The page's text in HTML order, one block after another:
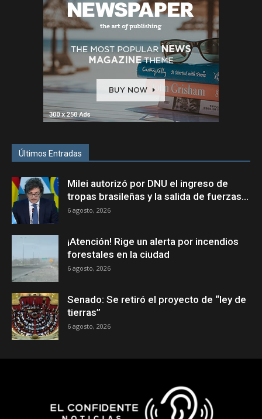
Últimos Entradas
Milei autorizó por DNU el ingreso de
tropas brasileñas y la salida de fuerzas...
6 agosto, 2026
¡Atención! Rige un alerta por incendios
forestales en la ciudad
6 agosto, 2026
Senado: Se retiró el proyecto de “ley de
tierras”
6 agosto, 2026